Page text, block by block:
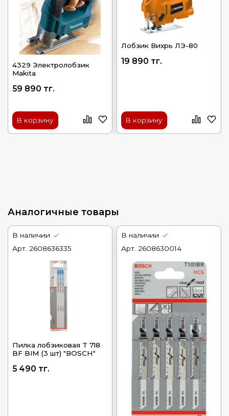
4329 Электролобзик
Makita
59 890 тг.
В корзину
Лобзик Вихрь ЛЭ-80
19 890 тг.
В корзину
Аналогичные товары
В наличии
Арт. 2608636335
Пилка лобзиковая T 718
BF BIM (3 шт) "ВОSСН"
5 490 тг.
В наличии
Арт. 2608630014